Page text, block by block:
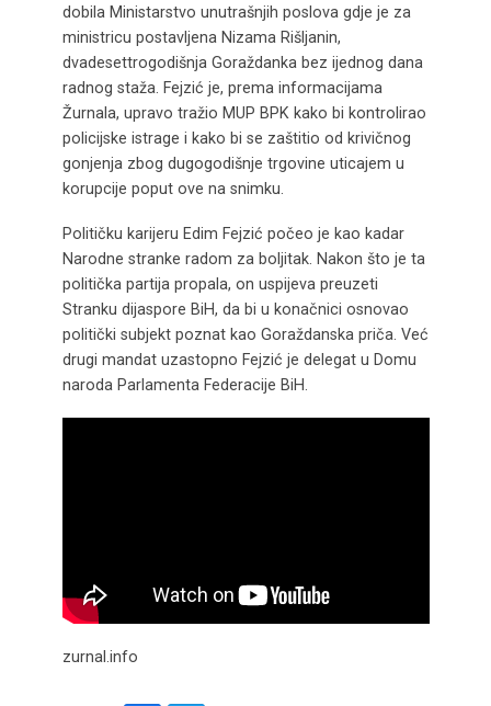
dobila Ministarstvo unutrašnjih poslova gdje je za
ministricu postavljena Nizama Rišljanin,
dvadesettrogodišnja Goraždanka bez ijednog dana
radnog staža. Fejzić je, prema informacijama
Žurnala, upravo tražio MUP BPK kako bi kontrolirao
policijske istrage i kako bi se zaštitio od krivičnog
gonjenja zbog dugogodišnje trgovine uticajem u
korupcije poput ove na snimku.
Političku karijeru Edim Fejzić počeo je kao kadar
Narodne stranke radom za boljitak. Nakon što je ta
politička partija propala, on uspijeva preuzeti
Stranku dijaspore BiH, da bi u konačnici osnovao
politički subjekt poznat kao Goraždanska priča. Već
drugi mandat uzastopno Fejzić je delegat u Domu
naroda Parlamenta Federacije BiH.
zurnal.info